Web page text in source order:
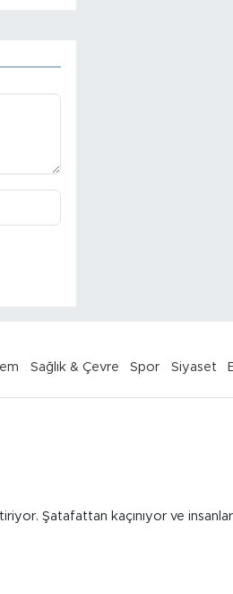
Sağlık & Çevre Spor Siyaset
Şatafattan kaçınıyor ve